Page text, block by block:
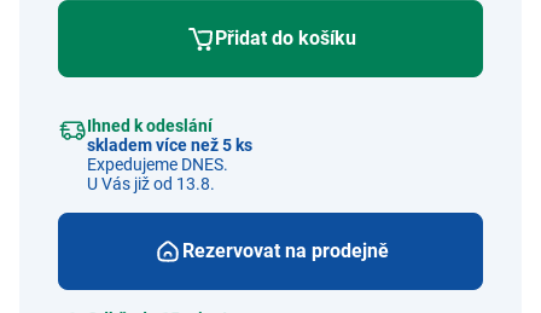
Přidat do košíku
Ihned k odeslání
skladem více než 5 ks
Expedujeme DNES.
U Vás již od 13.8.
Rezervovat na prodejně